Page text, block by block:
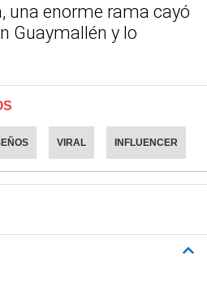
una enorme rama cayó
Guaymallén y lo
VIRAL INFLUENCER